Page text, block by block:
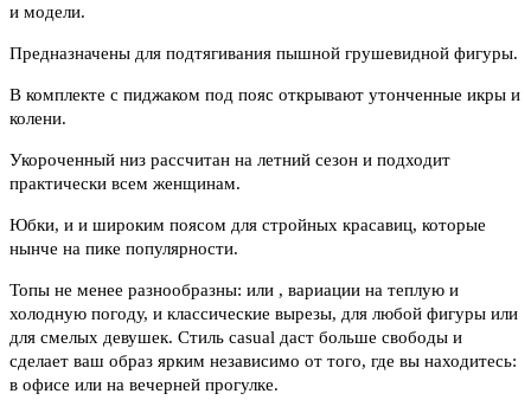
и модели.
Предназначены для подтягивания пышной грушевидной фигуры.
В комплекте с пиджаком под пояс открывают утонченные икры и
колени.
Укороченный низ рассчитан на летний сезон и подходит
практически всем женщинам.
Юбки, и и широким поясом для стройных красавиц, которые
нынче на пике популярности.
Топы не менее разнообразны: или , вариации на теплую и
холодную погоду, и классические вырезы, для любой фигуры или
для смелых девушек. Стиль casual даст больше свободы и
сделает ваш образ ярким независимо от того, где вы находитесь:
в офисе или на вечерней прогулке.